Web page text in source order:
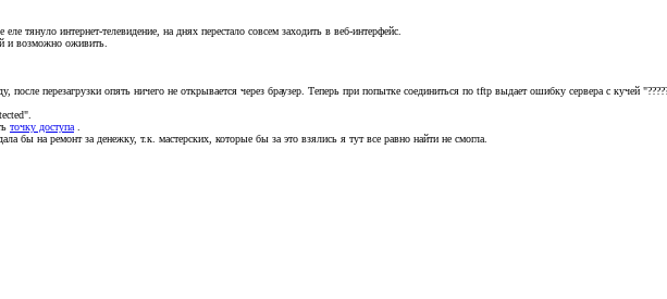
тянуло интернет-телевидение, на днях перестало совсем заходить в веб-интерфейс.
и возможно оживить.
перезагрузки опять ничего не открывается через браузер. Теперь при попытке соединиться по tftp выдает ошибку сервера с кучей
точку доступа
бы на ремонт за денежку, т.к. мастерских, которые бы за это взялись я тут все равно найти не смогла.